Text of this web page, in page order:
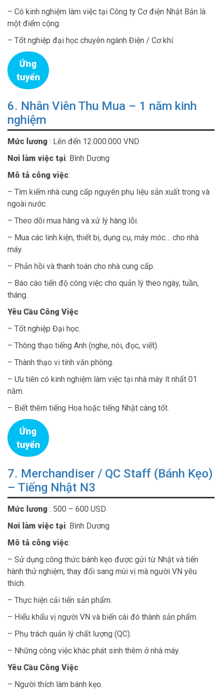
– Có kinh nghiệm làm việc tại Công ty Cơ điện Nhật Bản là
một điểm cộng.
– Tốt nghiệp đại học chuyên ngành Điện / Cơ khí.
Ứng
tuyển
6. Nhân Viên Thu Mua – 1 năm kinh
nghiệm
Mức lương : Lên đến 12.000.000 VND
Nơi làm việc tại: Bình Dương
Mô tả công việc:
– Tìm kiếm nhà cung cấp nguyên phụ liệu sản xuất trong và
ngoài nước.
– Theo dõi mua hàng và xử lý hàng lỗi.
– Mua các linh kiện, thiết bị, dụng cụ, máy móc… cho nhà
máy.
– Phản hồi và thanh toán cho nhà cung cấp.
– Báo cáo tiến độ công việc cho quản lý theo ngày, tuần,
tháng.
Yêu Cầu Công Việc
– Tốt nghiệp Đại học.
– Thông thạo tiếng Anh (nghe, nói, đọc, viết).
– Thành thạo vi tính văn phòng.
– Ưu tiên có kinh nghiệm làm việc tại nhà máy ít nhất 01
năm.
– Biết thêm tiếng Hoa hoặc tiếng Nhật càng tốt.
Ứng
tuyển
7. Merchandiser / QC Staff (Bánh Kẹo)
– Tiếng Nhật N3
Mức lương : 500 – 600 USD
Nơi làm việc tại: Bình Dương
Mô tả công việc:
– Sử dụng công thức bánh kẹo được gửi từ Nhật và tiến
hành thử nghiệm, thay đổi sang mùi vị mà người VN yêu
thích.
– Thực hiện cải tiến sản phẩm.
– Hiểu khẩu vị người VN và biến cái đó thành sản phẩm.
– Phụ trách quản lý chất lượng (QC).
– Những công việc khác phát sinh thêm ở nhà máy.
Yêu Cầu Công Việc
– Người thích làm bánh kẹo.